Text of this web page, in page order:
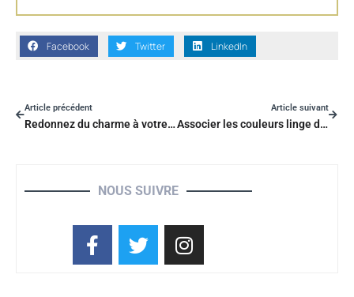
Facebook Twitter LinkedIn
Article précédent
Redonnez du charme à votre intérieur avec des idées déco rétro inattendues
Article suivant
Associer les couleurs linge de lit
NOUS SUIVRE